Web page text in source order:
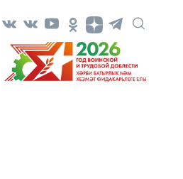
Әкият Әкият